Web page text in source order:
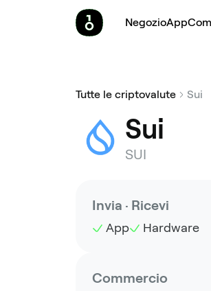
NegozioApp
Tutte le criptovalute Sui
Sui
SUI
Invia · Ricevi
App Hardware
Commercio